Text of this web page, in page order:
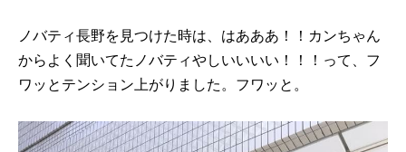
ノバティ長野を見つけた時は、はあああ！！カンちゃん
からよく聞いてたノバティやしいいいい！！！って、フ
ワッとテンション上がりました。フワッと。